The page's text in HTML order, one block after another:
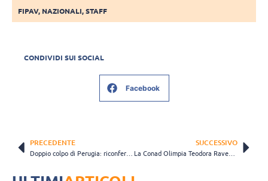
FIPAV, NAZIONALI,STAFF
CONDIVIDI SUI SOCIAL
Facebook
PRECEDENTE SUCCESSIVO
La Conad Olimpia Teodora Ravenna si rinforza al centro con Haleigh Washington